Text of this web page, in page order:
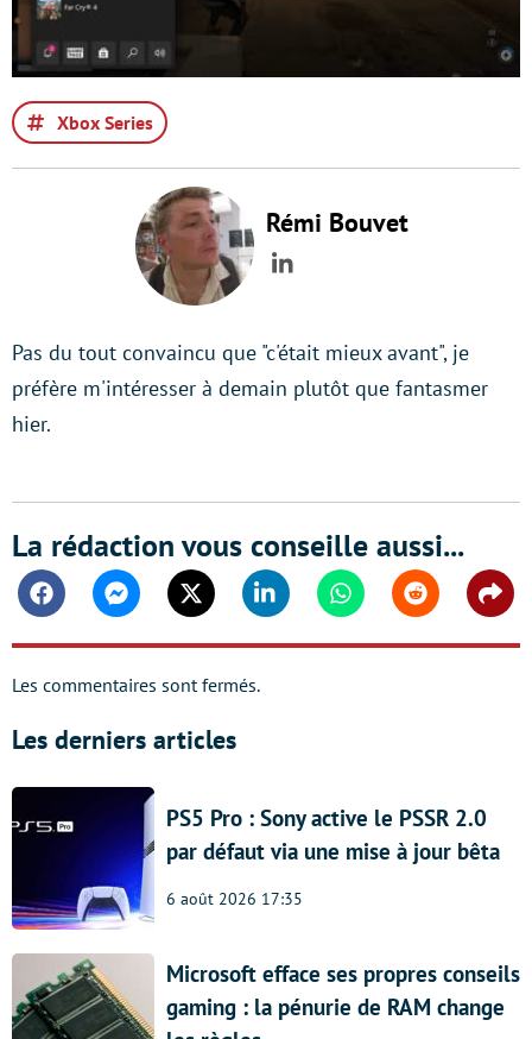
Xbox Series
Rémi Bouvet
LinkedIn
Pas du tout convaincu que "c'était mieux avant", je
préfère m'intéresser à demain plutôt que fantasmer
hier.
La rédaction vous conseille aussi...
FacebookMessengerTwitter Linkedin WhatsappReddit
Les commentaires sont fermés.
Les derniers articles
PS5 Pro : Sony active le PSSR 2.0
par défaut via une mise à jour bêta
6 août 2026 17:35
Microsoft efface ses propres conseils
gaming : la pénurie de RAM change